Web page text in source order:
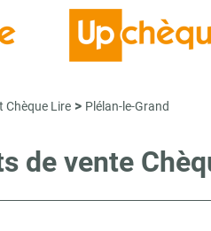
Chèque Lire > Plélan-le-Grand
de vente